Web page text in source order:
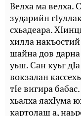
Велха ма велха.
зударийн
схьадеара.
хилла
шайна дов дарна
уьш. Сан куьг
вокзалан
тIе вигира
хьалха яахIума
картолаш а,